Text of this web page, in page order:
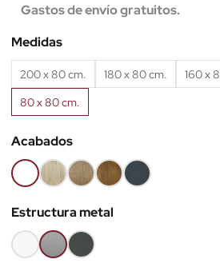
Gastos de envío gratuitos.
Medidas
200 x 80 cm. 180 x 80 cm. 160 x
80 x 80 cm.
Acabados
Blanco
(EMB)
Roble
claro
(EMB)
Roble
Nuez
(EMB)
Roble
viejo
(EMB)
Antracita
(EMB)
Estructura metal
BlancoGris
aluminio
Antracita